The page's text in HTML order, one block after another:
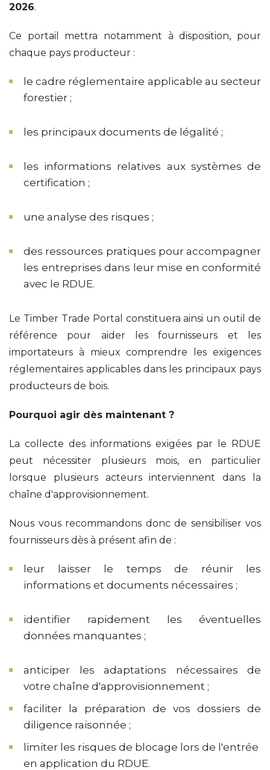
2026.
Ce portail mettra notamment à disposition, pour
chaque pays producteur :
le cadre réglementaire applicable au secteur
forestier ;
les principaux documents de légalité ;
les informations relatives aux systèmes de
certification ;
une analyse des risques ;
des ressources pratiques pour accompagner
les entreprises dans leur mise en conformité
avec le RDUE.
Le Timber Trade Portal constituera ainsi un outil de
référence pour aider les fournisseurs et les
importateurs à mieux comprendre les exigences
réglementaires applicables dans les principaux pays
producteurs de bois.
Pourquoi agir dès maintenant ?
La collecte des informations exigées par le RDUE
peut nécessiter plusieurs mois, en particulier
lorsque plusieurs acteurs interviennent dans la
chaîne d'approvisionnement.
Nous vous recommandons donc de sensibiliser vos
fournisseurs dès à présent afin de :
leur laisser le temps de réunir les
informations et documents nécessaires ;
identifier rapidement les éventuelles
données manquantes ;
anticiper les adaptations nécessaires de
votre chaîne d'approvisionnement ;
faciliter la préparation de vos dossiers de
diligence raisonnée ;
limiter les risques de blocage lors de l'entrée
en application du RDUE.